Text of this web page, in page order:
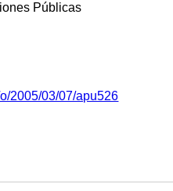
Públicas
2005/03/07/apu526